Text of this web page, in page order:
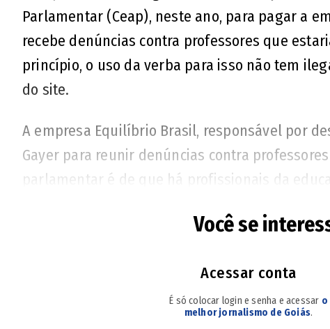
Parlamentar (Ceap), neste ano, para pagar a
recebe denúncias contra professores que
princípio, o uso da verba para isso não tem
do site.
A empresa Equilíbrio Brasil, responsável por
Gayer para reunir denúncias contra
parlamentar é de que há profissionais da
que os filhos estejam sendo expostos a
- Bancada goiana se volta contra Gayer
Você se
Acessar conta
É só colocar login e senha e acessar o
melhor jornalismo de Goiás.